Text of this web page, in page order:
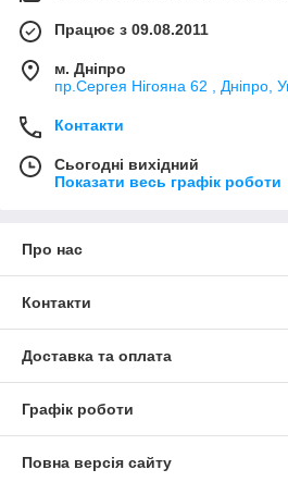
Працює з 09.08.2011
м. Дніпро
пр.Сергея Нігояна 62 , Дніпро,
Контакти
Сьогодні вихідний
Показати весь графік роботи
Про нас
Контакти
Доставка та оплата
Графік роботи
Повна версія сайту